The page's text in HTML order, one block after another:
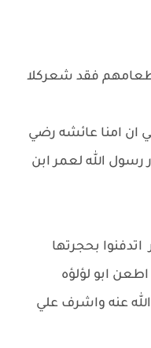
طعامهم فقد شعركلا
ان امنا عائشه رضي
رسول الله لعمر ابن
بحجرتها
ابو لؤلؤه
عنه واشرف علي